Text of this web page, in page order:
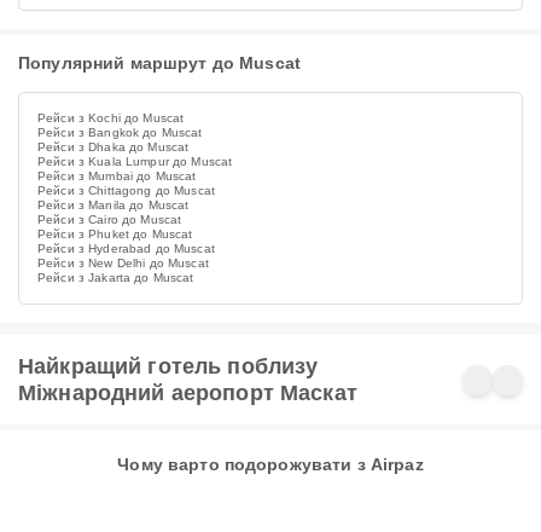
Популярний маршрут до Muscat
Рейси з Kochi до Muscat
Рейси з Bangkok до Muscat
Рейси з Dhaka до Muscat
Рейси з Kuala Lumpur до Muscat
Рейси з Mumbai до Muscat
Рейси з Chittagong до Muscat
Рейси з Manila до Muscat
Рейси з Cairo до Muscat
Рейси з Phuket до Muscat
Рейси з Hyderabad до Muscat
Рейси з New Delhi до Muscat
Рейси з Jakarta до Muscat
Найкращий готель поблизу
Міжнародний аеропорт Маскат
Чому варто подорожувати з Airpaz